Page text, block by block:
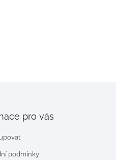
pro vás
podmínky